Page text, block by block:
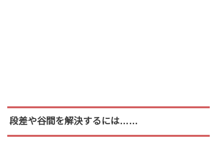
段差や谷間を解決するには……